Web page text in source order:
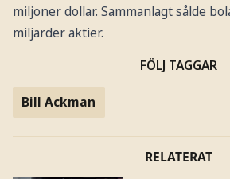
miljoner dollar. Sammanlagt sålde
miljarder aktier.
FÖLJ TAGGAR
Bill Ackman
RELATERAT